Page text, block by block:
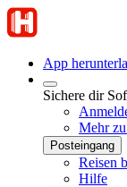
App
Sichere dir
Mehr
Posteingang
Reisen
Hilfe